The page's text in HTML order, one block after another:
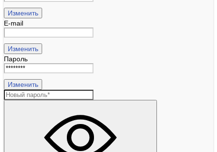
Изменить
E-mail
Изменить
Пароль
Изменить